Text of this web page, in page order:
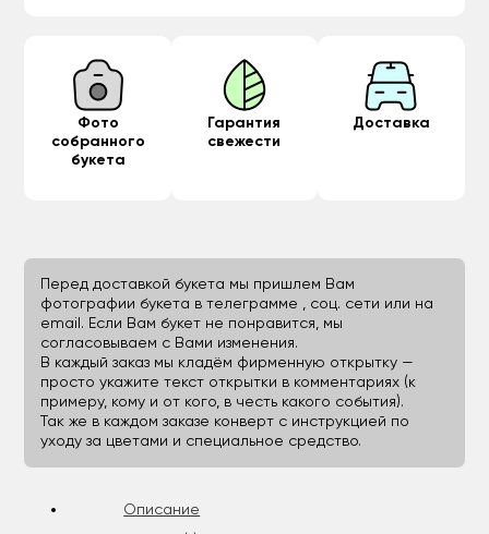
Фото
собранного
букета
Гарантия
свежести
Доставка
Перед доставкой букета мы пришлем Вам
фотографии букета в телеграмме , соц. сети или на
email. Если Вам букет не понравится, мы
согласовываем с Вами изменения.
В каждый заказ мы кладём фирменную открытку —
просто укажите текст открытки в комментариях (к
примеру, кому и от кого, в честь какого события).
Так же в каждом заказе конверт с инструкцией по
уходу за цветами и специальное средство.
Описание